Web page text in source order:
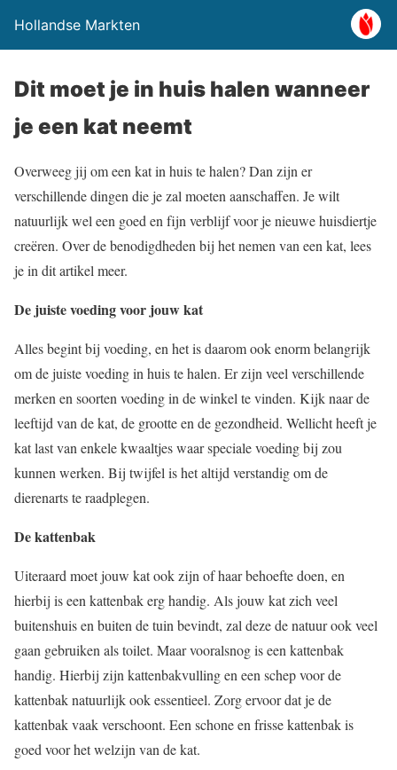
Hollandse Markten
Dit moet je in huis halen wanneer
je een kat neemt
Overweeg jij om een kat in huis te halen? Dan zijn er
verschillende dingen die je zal moeten aanschaffen. Je wilt
natuurlijk wel een goed en fijn verblijf voor je nieuwe huisdiertje
creëren. Over de benodigdheden bij het nemen van een kat, lees
je in dit artikel meer.
De juiste voeding voor jouw kat
Alles begint bij voeding, en het is daarom ook enorm belangrijk
om de juiste voeding in huis te halen. Er zijn veel verschillende
merken en soorten voeding in de winkel te vinden. Kijk naar de
leeftijd van de kat, de grootte en de gezondheid. Wellicht heeft je
kat last van enkele kwaaltjes waar speciale voeding bij zou
kunnen werken. Bij twijfel is het altijd verstandig om de
dierenarts te raadplegen.
De kattenbak
Uiteraard moet jouw kat ook zijn of haar behoefte doen, en
hierbij is een kattenbak erg handig. Als jouw kat zich veel
buitenshuis en buiten de tuin bevindt, zal deze de natuur ook veel
gaan gebruiken als toilet. Maar vooralsnog is een kattenbak
handig. Hierbij zijn kattenbakvulling en een schep voor de
kattenbak natuurlijk ook essentieel. Zorg ervoor dat je de
kattenbak vaak verschoont. Een schone en frisse kattenbak is
goed voor het welzijn van de kat.